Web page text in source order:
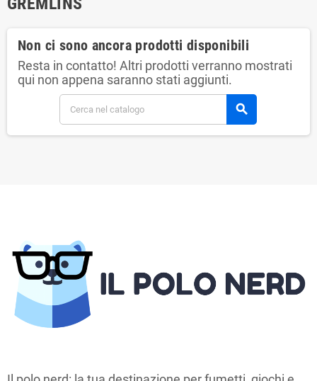
Non ci sono ancora prodotti disponibili
Resta in contatto! Altri prodotti verranno mostrati
qui non appena saranno stati aggiunti.
search